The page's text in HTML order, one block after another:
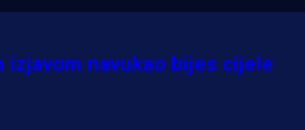
izjavom navukao bijes cijele